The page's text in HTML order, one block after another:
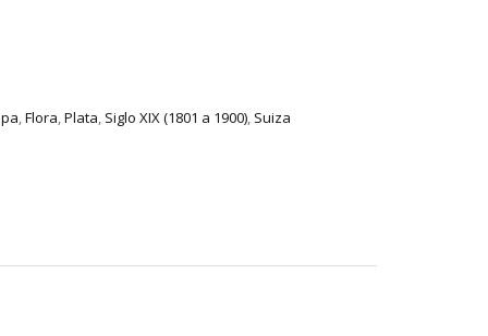
,Flora,Plata, Siglo XIX (1801 a 1900), Suiza